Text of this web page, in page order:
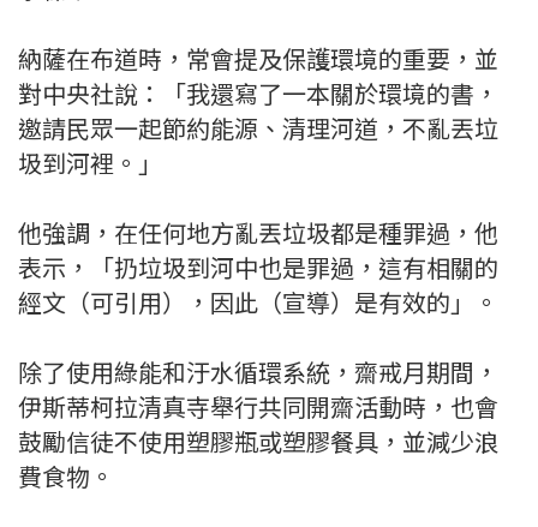
納薩在布道時，常會提及保護環境的重要，並
對中央社說：「我還寫了一本關於環境的書，
邀請民眾一起節約能源、清理河道，不亂丟垃
圾到河裡。」
他強調，在任何地方亂丟垃圾都是種罪過，他
表示，「扔垃圾到河中也是罪過，這有相關的
經文（可引用），因此（宣導）是有效的」。
除了使用綠能和汙水循環系統，齋戒月期間，
伊斯蒂柯拉清真寺舉行共同開齋活動時，也會
鼓勵信徒不使用塑膠瓶或塑膠餐具，並減少浪
費食物。